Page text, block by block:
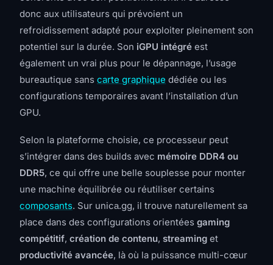
donc aux utilisateurs qui prévoient un
refroidissement adapté pour exploiter pleinement son
potentiel sur la durée. Son iGPU intégré est
également un vrai plus pour le dépannage, l’usage
bureautique sans carte graphique dédiée ou les
configurations temporaires avant l’installation d’un
GPU.
Selon la plateforme choisie, ce processeur peut
s’intégrer dans des builds avec mémoire DDR4 ou
DDR5, ce qui offre une belle souplesse pour monter
une machine équilibrée ou réutiliser certains
composants. Sur unicа.gg, il trouve naturellement sa
place dans des configurations orientées gaming
compétitif, création de contenu, streaming et
productivité avancée, là où la puissance multi-cœur